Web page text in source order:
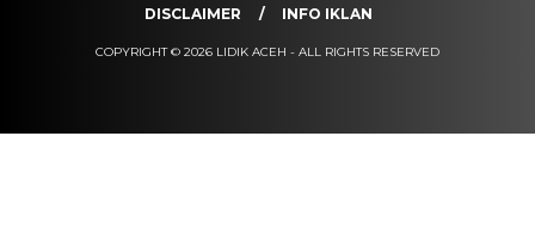
DISCLAIMER
INFO IKLAN
COPYRIGHT © 2026 LIDIK ACEH - ALL RIGHTS RESERVED